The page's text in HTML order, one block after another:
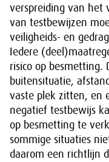
verspreiding van het
van testbewijzen
veiligheids- en
Iedere
risico op besmetting.
buitensituatie,
vaste plek zitten, en
negatief testbewijs
op besmetting te
sommige situaties
daarom een richtlijn